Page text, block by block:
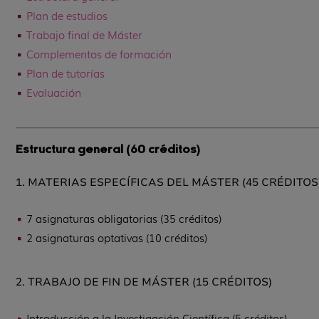
Plan de estudios
Trabajo final de Máster
Complementos de formación
Plan de tutorías
Evaluación
Estructura general (60 créditos)
1. MATERIAS ESPECÍFICAS DEL MÁSTER (45
7 asignaturas obligatorias (35 créditos)
2 asignaturas optativas (10 créditos)
2. TRABAJO DE FIN DE MÁSTER (15 CRÉDITOS)